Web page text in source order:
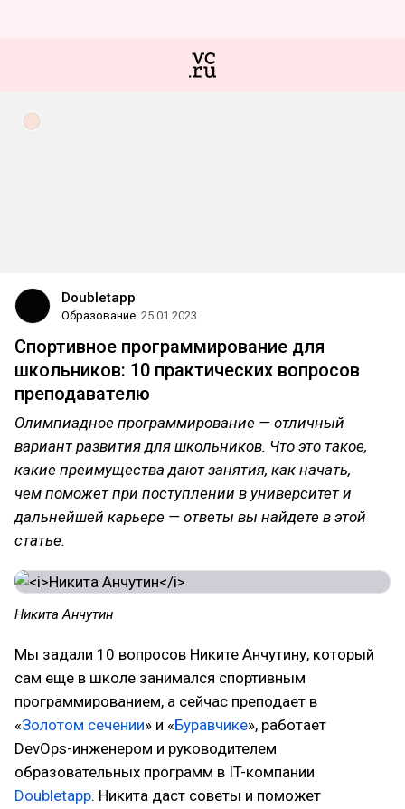
Doubletapp
Образование 25.01.2023
Спортивное программирование для
школьников: 10 практических вопросов
преподавателю
Олимпиадное программирование — отличный
вариант развития для школьников. Что это такое,
какие преимущества дают занятия, как начать,
чем поможет при поступлении в университет и
дальнейшей карьере — ответы вы найдете в этой
статье.
Никита Анчутин
Мы задали 10 вопросов Никите Анчутину, который
сам еще в школе занимался спортивным
программированием, а сейчас преподает в
«Золотом сечении» и «Буравчике», работает
DevOps-инженером и руководителем
образовательных программ в IT-компании
Doubletapp. Никита даст советы и поможет